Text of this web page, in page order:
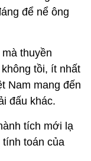
để nể ông
thuyền
tồi, ít nhất
Nam mang đến
đấu khác.
tích mới lạ
toán của